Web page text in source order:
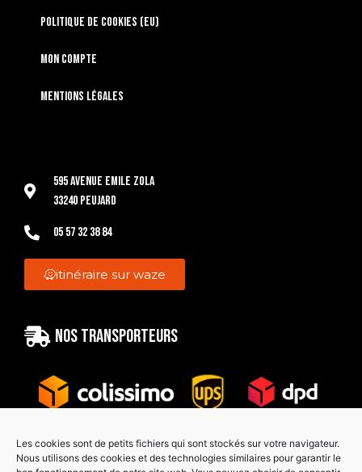
Les cookies sont de petits fichiers qui sont stockés sur votre navigateur.
Nous utilisons des cookies et des technologies similaires pour garantir le
Politique de cookies (EU)
Mon compte
Mentions légales
595 Avenue Emile Zola
33240 Peujard
05 57 32 38 84
itinéraire sur waze
Nos transporteurs